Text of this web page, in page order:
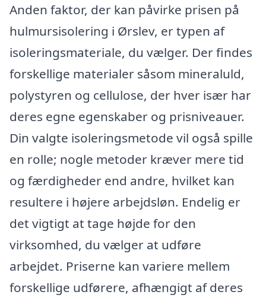
Anden faktor, der kan påvirke prisen på
hulmursisolering i Ørslev, er typen af
isoleringsmateriale, du vælger. Der findes
forskellige materialer såsom mineraluld,
polystyren og cellulose, der hver især har
deres egne egenskaber og prisniveauer.
Din valgte isoleringsmetode vil også spille
en rolle; nogle metoder kræver mere tid
og færdigheder end andre, hvilket kan
resultere i højere arbejdsløn. Endelig er
det vigtigt at tage højde for den
virksomhed, du vælger at udføre
arbejdet. Priserne kan variere mellem
forskellige udførere, afhængigt af deres